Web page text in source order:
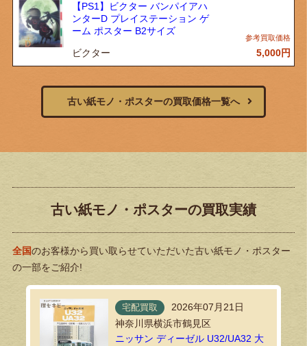
【PS1】ビクター バンパイアハ
ンターD プレイステーション ゲ
ーム ポスター B2サイズ
ビクター 5,000円
古い紙モノ・ポスターの買取価格一覧へ
古い紙モノ・ポスターの買取実績
全国のお客様から買い取らせていただいた古い紙モノ・ポスター
の一部をご紹介!
宅配買取
2026年07月21日
神奈川県横浜市鶴見区
ニッサン ディーゼル U32/UA32 大